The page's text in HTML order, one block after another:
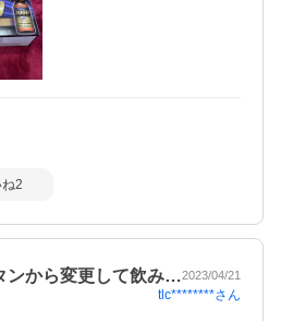
2
ンから変更して飲み…2023/04/21
tlc********さん